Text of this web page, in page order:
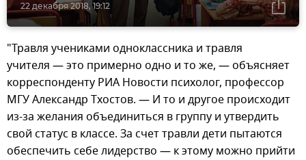
22 декабря 2018, 19:12
"Травля учениками одноклассника и травля
учителя — это примерно одно и то же, — объясняет
корреспонденту РИА Новости психолог, профессор
МГУ Александр Тхостов. — И то и другое происходит
из-за желания объединиться в группу и утвердить
свой статус в классе. За счет травли дети пытаются
обеспечить себе лидерство — к этому можно прийти